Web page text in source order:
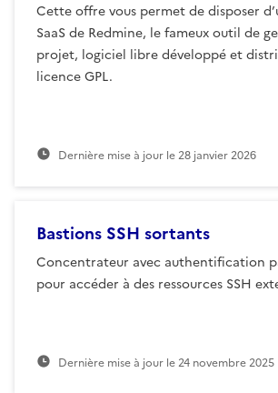
Cette offre vous permet de disposer
SaaS de Redmine, le fameux outil de
projet, logiciel libre développé et
licence GPL.
Dernière mise à jour le28 janvier 2026
Bastions SSH sortants
Concentrateur avec authentification
pour accéder à des ressources SSH
Dernière mise à jour le24 novembre 2025